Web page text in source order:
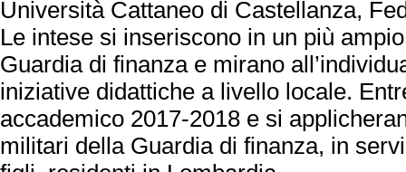
Università Cattaneo di Castellanza,
Le intese si inseriscono in un più
Guardia di finanza e mirano
iniziative didattiche a livello locale.
accademico 2017-2018 e si
militari della Guardia di finanza, in